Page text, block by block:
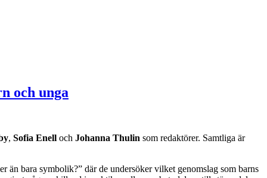
och unga
, Sofia Enell och Johanna Thulin som redaktörer. Samtliga är
än bara symbolik?” där de undersöker vilket genomslag som barns